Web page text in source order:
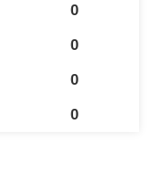
0
0
0
0